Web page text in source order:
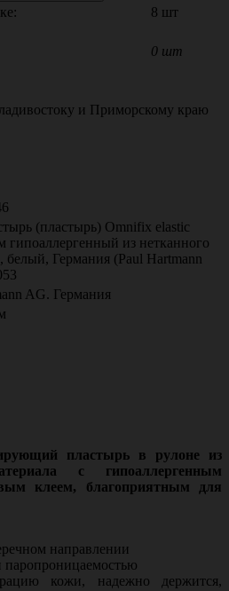
8 шт
0 шт
и Приморскому краю
(пластырь) Omnifix elastic
гипоаллергенный из нетканного
белый, Германия (Paul Hartmann
AG. Германия
пластырь в рулоне из
с гипоаллергенным
клеем, благоприятным для
направлении
паропроницаемостью
кожи, надежно держится,